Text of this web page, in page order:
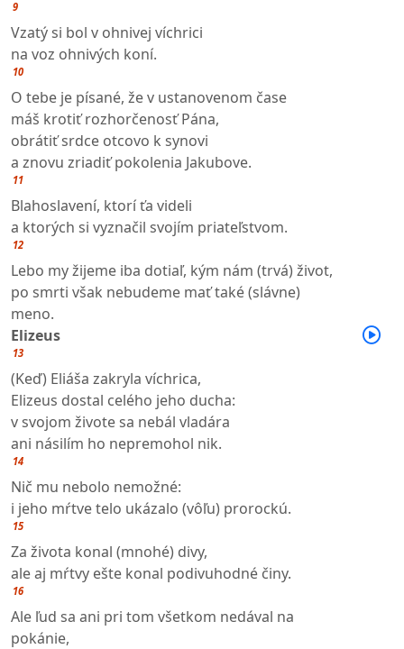
9
Vzatý si bol v ohnivej víchrici
na voz ohnivých koní.
10
O tebe je písané, že v ustanovenom čase
máš krotiť rozhorčenosť Pána,
obrátiť srdce otcovo k synovi
a znovu zriadiť pokolenia Jakubove.
11
Blahoslavení, ktorí ťa videli
a ktorých si vyznačil svojím priateľstvom.
12
Lebo my žijeme iba dotiaľ, kým nám (trvá) život,
po smrti však nebudeme mať také (slávne)
meno.
Elizeus
13
(Keď) Eliáša zakryla víchrica,
Elizeus dostal celého jeho ducha:
v svojom živote sa nebál vladára
ani násilím ho nepremohol nik.
14
Nič mu nebolo nemožné:
i jeho mŕtve telo ukázalo (vôľu) prorockú.
15
Za života konal (mnohé) divy,
ale aj mŕtvy ešte konal podivuhodné činy.
16
Ale ľud sa ani pri tom všetkom nedával na
pokánie,